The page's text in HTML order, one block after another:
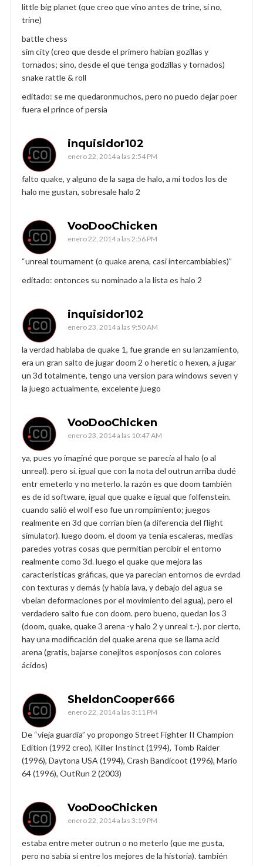
little big planet (que creo que vino antes de trine, si no,
trine)
battle chess
sim city (creo que desde el primero habían gozillas y
tornados; sino, desde el que tenga godzillas y tornados)
snake rattle & roll
editado: se me quedaronmuchos, pero no puedo dejar poer
fuera el prince of persia
inquisidor102
enero 22, 2014 a las 2:54 PM
falto quake, y alguno de la saga de halo, a mi todos los de
halo me gustan, sobresale halo 2
VooDooChicken
enero 22, 2014 a las 2:56 PM
“unreal tournament (o quake arena, casi intercambiables)”
editado: entonces su nominado a la lista es halo 2
inquisidor102
enero 23, 2014 a las 9:50 AM
la verdad hablaba de quake 1, fue grande en su lanzamiento,
era un gran salto de jugar doom 2 o heretic o hexen, a jugar
un 3d totalmente, tengo una version para windows seven y
la juego actualmente, excelente juego
VooDooChicken
enero 23, 2014 a las 10:47 AM
ya, pues yo imaginé que porque se parecía al halo (o al
unreal). pero sí. igual que con la nota del outrun arriba dudé
entr emeterlo y no meterlo. la razón es que doom también
es de id software, igual que quake e igual que folfenstein.
cuando salió el wolf eso fue un rompimiento; juegos
realmente en 3d que corrían bien (a diferencia del flight
simulator). luego doom. el doom ya tenía escaleras, medias
paredes yotras cosas que permitían percibir el entorno
realmente como 3d. luego el quake que mejora las
características gráficas, que ya parecían entornos de evrdad
con texturas y demás (y había lava, y debajo del agua se
vbeían deformaciones por el movimiento del agua), pero el
verdadero salto fue con doom. pero bueno, quedan los 3
(doom, quake, quake 3 arena -y halo 2 y unreal t.-). por cierto,
hay una modificación del quake arena que se llama acid
arena (gratis, bajarse conejitos esponjosos con colores
ácidos)
SheldonCooper666
enero 22, 2014 a las 3:11 PM
De “vieja guardia” yo propongo Street Fighter II Champion
Edition (1992 creo), Killer Instinct (1994), Tomb Raider
(1996), Daytona USA (1994), Crash Bandicoot (1996), Mario
64 (1996), OutRun 2 (2003)
VooDooChicken
enero 22, 2014 a las 3:19 PM
estaba entre meter outrun o no meterlo (que me gusta,
pero no sabía si entre los mejores de la historia). también